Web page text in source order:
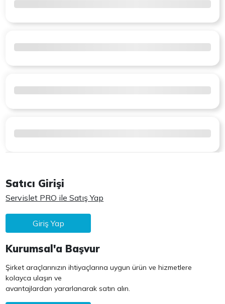
Satıcı Girişi
Servislet PRO ile Satış Yap
Giriş Yap
Kurumsal'a Başvur
Şirket araçlarınızın ihtiyaçlarına uygun ürün ve hizmetlere
kolayca ulaşın ve
avantajlardan yararlanarak satın alın.